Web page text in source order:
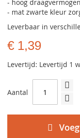
- hoog draagvermogen
- mat zwarte kleur
Leverbaar in
€ 1,39
Levertijd: Levertijd 1
Aantal